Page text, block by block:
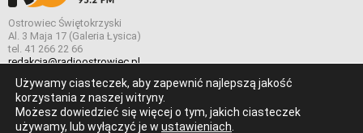
Ostrowiec Świętokrzyski
Al. 3 Maja 17 (Galeria Łysica)
tel. 41 266 22 66
redakcja@radioostrowiec.pl
© Wszelkie prawa zastrzeżone. Radio Ostrowiec 2026 Radio
Używamy ciasteczek, aby zapewnić najlepszą jakość
korzystania z naszej witryny.
Możesz dowiedzieć się więcej o tym, jakich ciasteczek
używamy, lub wyłączyć je w ustawieniach